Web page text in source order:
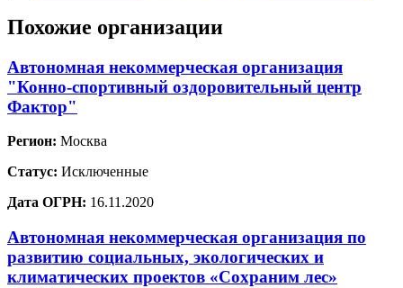
Похожие организации
Автономная некоммерческая организация
"Конно-спортивный оздоровительный центр
Фактор"
Регион: Москва
Статус: Исключенные
Дата ОГРН: 16.11.2020
Автономная некоммерческая организация по
развитию социальных, экологических и
климатических проектов «Сохраним лес»